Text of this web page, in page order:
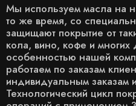
Мы используем масла на
то же время, со
защищают покрытие от
кола, вино, кофе и многих
особенностью нашей
работаем по заказам
индивидуальным заказам
Технологический цикл